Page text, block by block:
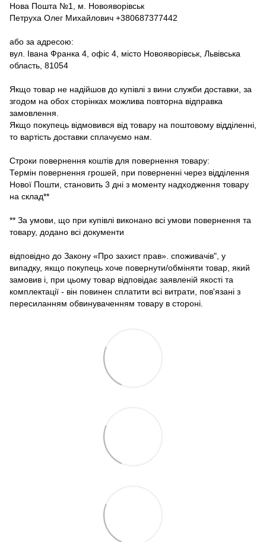
Нова Пошта №1, м. Новояворівськ
Петруха Олег Михайлович +380687377442
або за адресою:
вул. Івана Франка 4, офіс 4, місто Новояворівськ, Львівська
область, 81054
Якщо товар не надійшов до купівлі з вини служби доставки, за
згодом на обох сторінках можлива повторна відправка
замовлення.
Якщо покупець відмовився від товару на поштовому відділенні,
то вартість доставки сплачуємо нам.
Строки повернення коштів для повернення товару:
Термін повернення грошей, при поверненні через відділення
Нової Пошти, становить 3 дні з моменту надходження товару
на склад**
** За умови, що при купівлі виконано всі умови повернення та
товару, додано всі документи
відповідно до Закону «Про захист прав». споживачів", у
випадку, якщо покупець хоче повернути/обміняти товар, який
замовив і, при цьому товар відповідає заявленій якості та
комплектації - він повинен сплатити всі витрати, пов'язані з
пересиланням обвинуваченням товару в стороні.